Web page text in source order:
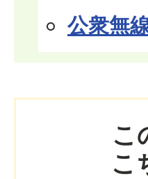
公衆無
こ
こ